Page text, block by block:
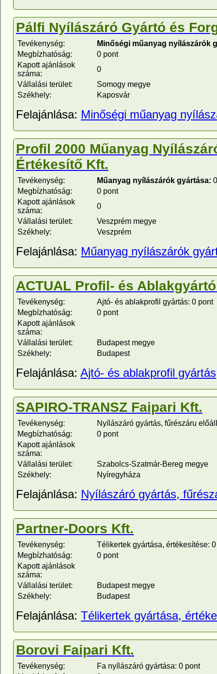
Pálfi Nyílászáró Gyártó és
Tevékenység:
Minőségi műanyag nyílászárók
Megbízhatóság:
0 pont
Kapott ajánlások
száma:
0
Vállalási terület:
Somogy megye
Székhely:
Kaposvár
Felajánlása: Minőségi műanyag
Profil 2000 Műanyag
Értékesítő Kft.
Tevékenység: Műanyag nyílászárók gyártása:
Megbízhatóság:
0 pont
Kapott ajánlások
száma:
0
Vállalási terület:
Veszprém megye
Székhely:
Veszprém
Felajánlása: Műanyag nyílászárók
ACTUAL Profil- és
Tevékenység:
Ajtó- és ablakprofil gyártás: 0 pont
Megbízhatóság:
0 pont
Kapott ajánlások
száma:
Vállalási terület:
Budapest megye
Székhely:
Budapest
Felajánlása: Ajtó- és ablakprofil gyártás
SAPIRO-TRANSZ Faipari Kft.
Tevékenység:
Nyílászáró gyártás, fűrészáru
Megbízhatóság:
0 pont
Kapott ajánlások
száma:
Vállalási terület:
Szabolcs-Szatmár-Bereg megye
Székhely:
Nyíregyháza
Felajánlása: Nyílászáró gyártás,
Partner-Doors Kft.
Tevékenység:
Télikertek gyártása, értékesítése:
Megbízhatóság:
0 pont
Kapott ajánlások
száma:
Vállalási terület:
Budapest megye
Székhely:
Budapest
Felajánlása: Télikertek gyártása,
Borovi Faipari Kft.
Tevékenység:
Fa nyílászáró gyártása: 0 pont